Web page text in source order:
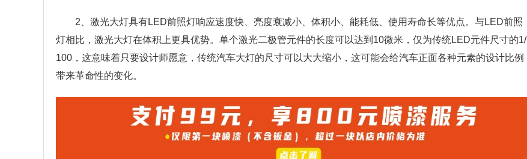
2、激光大灯具有LED前照灯响应速度快、亮度衰减小、体积小、能耗低、使用寿命长等优点。与LED前照
灯相比，激光大灯在体积上更具优势。单个激光二极管元件的长度可以达到10微米，仅为传统LED元件尺寸的1/
100，这意味着只要设计师愿意，传统汽车大灯的尺寸可以大大缩小，这可能会给汽车正面各种元素的设计比例
带来革命性的变化。